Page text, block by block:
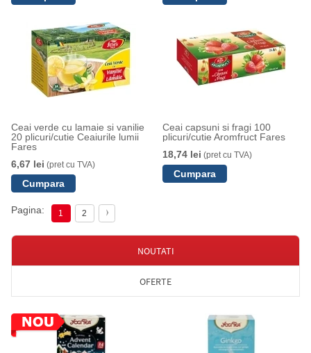
Ceai verde cu lamaie si vanilie
20 plicuri/cutie Ceaiurile lumii
Fares
6,67 lei (pret cu TVA)
Ceai capsuni si fragi 100
plicuri/cutie Aromfruct Fares
18,74 lei (pret cu TVA)
Pagina: 1 2
NOUTATI
OFERTE